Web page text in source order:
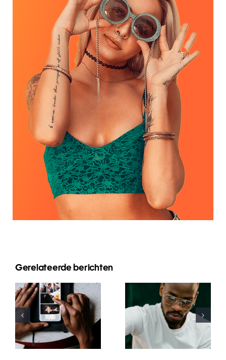
Gerelateerde berichten
Top-Apps
zum
Animieren
von Fotos
für
ansprechende
Top 17 Tipps
zur
Verbesserung
des
Verständnisses
des TikTok-